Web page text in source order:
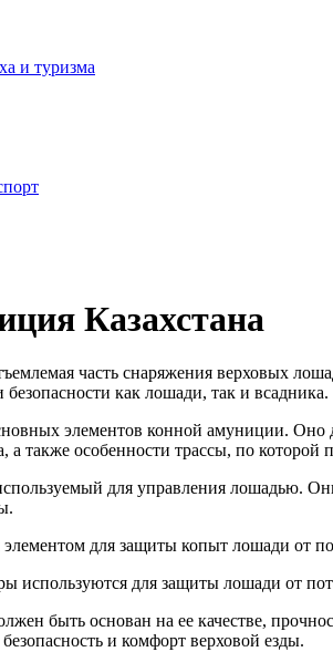
и туризма
Казахстана
часть снаряжения верховых
как лошади, так и всадника.
элементов конной амуниции.
а также особенности трассы, по которой
для управления лошадью.
для защиты копыт лошади от
используются для защиты лошади от
быть основан на ее качестве,
и комфорт верховой езды.